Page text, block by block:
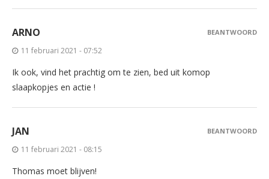
ARNO
11 februari 2021 - 07:52
Ik ook, vind het prachtig om te zien, bed uit komop
slaapkopjes en actie !
BEANTWOORD
JAN
11 februari 2021 - 08:15
Thomas moet blijven!
BEANTWOORD